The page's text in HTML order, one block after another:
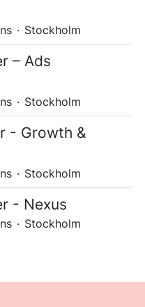
· Stockholm
– Ads
· Stockholm
- Growth &
· Stockholm
- Nexus
· Stockholm